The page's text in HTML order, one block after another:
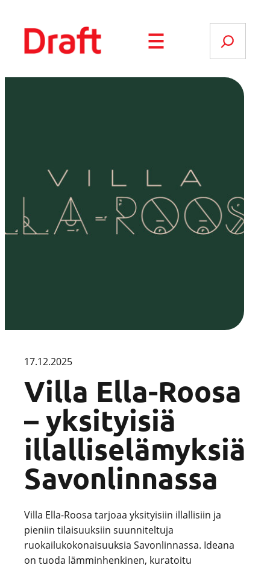
sisältöön
17.12.2025
Villa Ella-Roosa
– yksityisiä
illalliselämyksiä
Savonlinnassa
Villa Ella-Roosa tarjoaa yksityisiin illallisiin ja
pieniin tilaisuuksiin suunniteltuja
ruokailukokonaisuuksia Savonlinnassa. Ideana
on tuoda lämminhenkinen, kuratoitu